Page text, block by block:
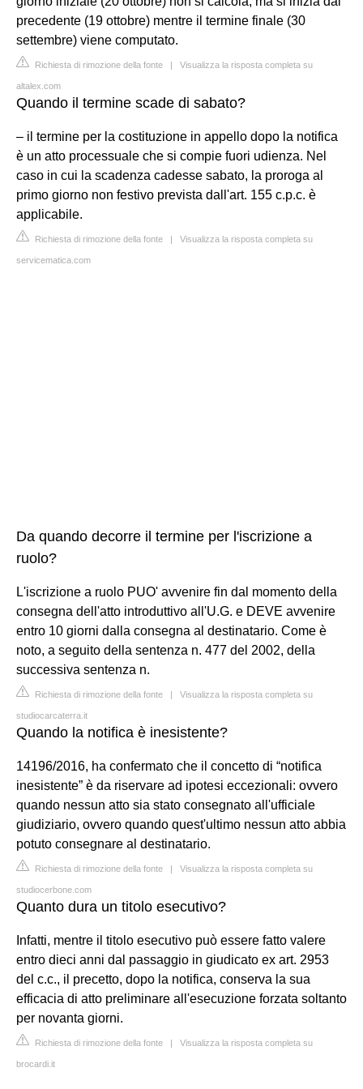
precedente (19 ottobre) mentre il termine finale (30
settembre) viene computato.
Richiesta di rimozione della fonte | Visualizza la risposta completa su
altalex.com
Quando il termine scade di sabato?
– il termine per la costituzione in appello dopo la notifica
è un atto processuale che si compie fuori udienza. Nel
caso in cui la scadenza cadesse sabato, la proroga al
primo giorno non festivo prevista dall'art. 155 c.p.c. è
applicabile.
Richiesta di rimozione della fonte | Visualizza la risposta completa su
servicematica.com
Da quando decorre il termine per l'iscrizione a
ruolo?
L'iscrizione a ruolo PUO' avvenire fin dal momento della
consegna dell'atto introduttivo all'U.G. e DEVE avvenire
entro 10 giorni dalla consegna al destinatario. Come è
noto, a seguito della sentenza n. 477 del 2002, della
successiva sentenza n.
Richiesta di rimozione della fonte | Visualizza la risposta completa su
studiocarcaterra.it
Quando la notifica è inesistente?
14196/2016, ha confermato che il concetto di “notifica
inesistente” è da riservare ad ipotesi eccezionali: ovvero
quando nessun atto sia stato consegnato all'ufficiale
giudiziario, ovvero quando quest'ultimo nessun atto abbia
potuto consegnare al destinatario.
Richiesta di rimozione della fonte | Visualizza la risposta completa su
studiocerbone.com
Quanto dura un titolo esecutivo?
Infatti, mentre il titolo esecutivo può essere fatto valere
entro dieci anni dal passaggio in giudicato ex art. 2953
del c.c., il precetto, dopo la notifica, conserva la sua
efficacia di atto preliminare all'esecuzione forzata soltanto
per novanta giorni.
Richiesta di rimozione della fonte | Visualizza la risposta completa su
brocardi.it